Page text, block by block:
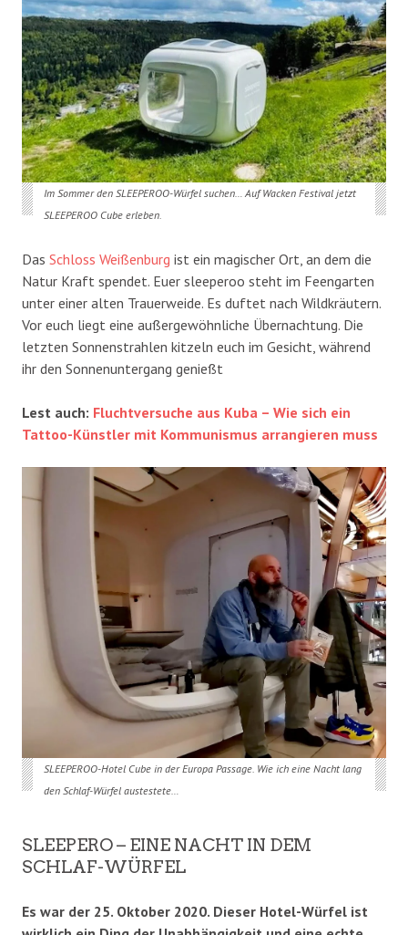
Im Sommer den SLEEPEROO-Würfel suchen… Auf Wacken Festival jetzt
SLEEPEROO Cube erleben.
Das Schloss Weißenburg ist ein magischer Ort, an dem die
Natur Kraft spendet. Euer sleeperoo steht im Feengarten
unter einer alten Trauerweide. Es duftet nach Wildkräutern.
Vor euch liegt eine außergewöhnliche Übernachtung. Die
letzten Sonnenstrahlen kitzeln euch im Gesicht, während
ihr den Sonnenuntergang genießt
Lest auch: Fluchtversuche aus Kuba – Wie sich ein
Tattoo-Künstler mit Kommunismus arrangieren muss
SLEEPEROO-Hotel Cube in der Europa Passage. Wie ich eine Nacht lang
den Schlaf-Würfel austestete…
SLEEPERO – EINE NACHT IN DEM
SCHLAF-WÜRFEL
Es war der 25. Oktober 2020. Dieser Hotel-Würfel ist